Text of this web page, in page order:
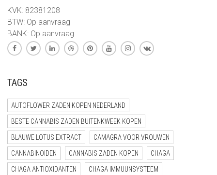
KVK: 82381208
BTW: Op aanvraag
BANK: Op aanvraag
TAGS
AUTOFLOWER ZADEN KOPEN NEDERLAND
BESTE CANNABIS ZADEN BUITENKWEEK KOPEN
BLAUWE LOTUS EXTRACT CAMAGRA VOOR VROUWEN
CANNABINOIDEN CANNABIS ZADEN KOPEN CHAGA
CHAGA ANTIOXIDANTEN CHAGA IMMUUNSYSTEEM